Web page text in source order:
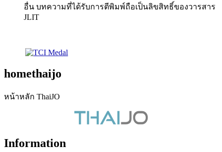
อื่น บทความที่ได้รับการตีพิมพ์ถือเป็นลิขสิทธิ์ของวารสาร
JLIT
homethaijo
หน้าหลัก ThaiJO
Information